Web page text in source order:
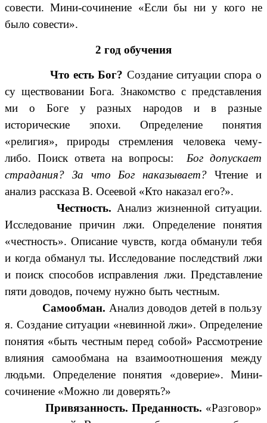
совести. Мини-сочинение «Если бы ни у кого не
было совести».
2 год обучения
Что есть Бог? Создание ситуации спора о
су ществовании Бога. Знакомство с представления
ми о Боге у разных народов и в разные
исторические эпохи. Определение понятия
«религия», природы стремления человека чему-
либо. Поиск ответа на вопросы:
Бог допускает
страдания? За что Бог наказывает? Чтение и
анализ рассказа В. Осеевой «Кто наказал его?».
Честность. Анализ жизненной ситуации.
Исследование причин лжи. Определение понятия
«честность». Описание чувств, когда обманули тебя
и когда обманул ты. Исследование последствий лжи
и поиск способов исправления лжи. Представление
пяти доводов, почему нужно быть честным.
Самообман. Анализ доводов детей в пользу
я. Создание ситуации «невинной лжи». Определение
понятия «быть честным перед собой» Рассмотрение
влияния самообмана на взаимоотношения между
людьми. Определение понятия «доверие». Мини-
сочинение «Можно ли доверять?»
Привязанность. Преданность. «Разговор»